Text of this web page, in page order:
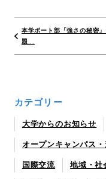
本学ボート部「強さの秘密」
題...
カテゴリー
大学からのお知らせ
オープンキャンパス
国際交流 地域・社